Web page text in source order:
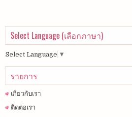
Select Language (เลือกภาษา)
Select Language ▼
รายการ
เกี่ยวกับเรา
ติดต่อเรา